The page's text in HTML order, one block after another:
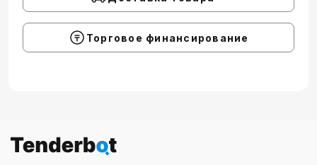
Торговое финансирование